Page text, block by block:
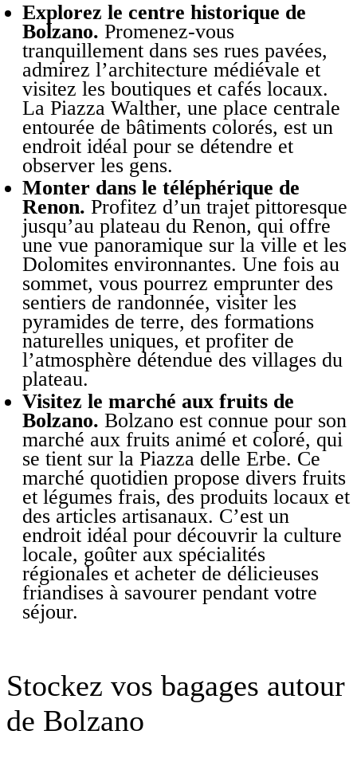
Explorez le centre historique de
Bolzano. Promenez-vous
tranquillement dans ses rues pavées,
admirez l’architecture médiévale et
visitez les boutiques et cafés locaux.
La Piazza Walther, une place centrale
entourée de bâtiments colorés, est un
endroit idéal pour se détendre et
observer les gens.
Monter dans le téléphérique de
Renon. Profitez d’un trajet pittoresque
jusqu’au plateau du Renon, qui offre
une vue panoramique sur la ville et les
Dolomites environnantes. Une fois au
sommet, vous pourrez emprunter des
sentiers de randonnée, visiter les
pyramides de terre, des formations
naturelles uniques, et profiter de
l’atmosphère détendue des villages du
plateau.
Visitez le marché aux fruits de
Bolzano. Bolzano est connue pour son
marché aux fruits animé et coloré, qui
se tient sur la Piazza delle Erbe. Ce
marché quotidien propose divers fruits
et légumes frais, des produits locaux et
des articles artisanaux. C’est un
endroit idéal pour découvrir la culture
locale, goûter aux spécialités
régionales et acheter de délicieuses
friandises à savourer pendant votre
séjour.
Stockez vos bagages autour
de Bolzano